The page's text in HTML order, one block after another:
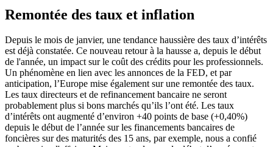
Remontée des taux et inflation
Depuis le mois de janvier, une tendance haussière des taux d’intérêts
est déjà constatée. Ce nouveau retour à la hausse a, depuis le début
de l'année, un impact sur le coût des crédits pour les professionnels.
Un phénomène en lien avec les annonces de la FED, et par
anticipation, l’Europe mise également sur une remontée des taux.
Les taux directeurs et de refinancement bancaire ne seront
probablement plus si bons marchés qu’ils l’ont été. Les taux
d’intérêts ont augmenté d’environ +40 points de base (+0,40%)
depuis le début de l’année sur les financements bancaires de
foncières sur des maturités des 15 ans, par exemple, nous a confié